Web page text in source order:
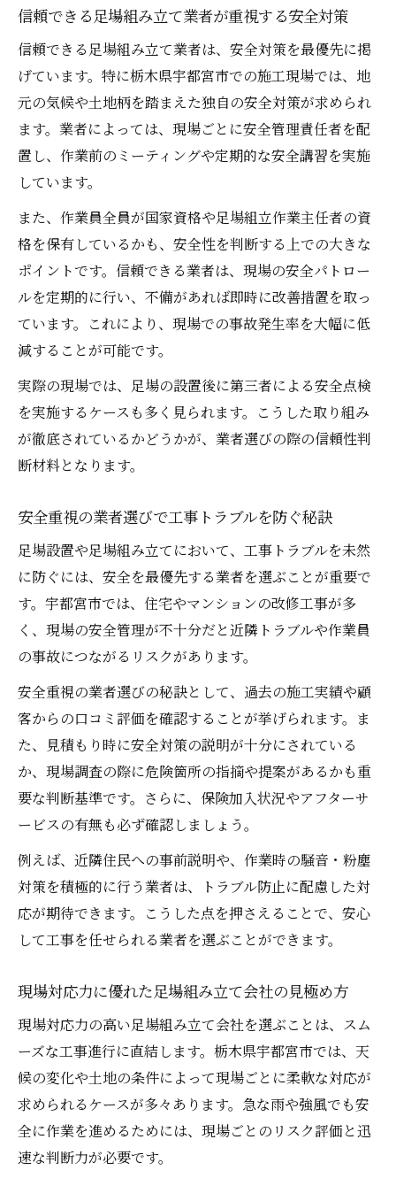
信頼できる足場組み立て業者が重視する安全対策
信頼できる足場組み立て業者は、安全対策を最優先に掲
げています。特に栃木県宇都宮市での施工現場では、地
元の気候や土地柄を踏まえた独自の安全対策が求められ
ます。業者によっては、現場ごとに安全管理責任者を配
置し、作業前のミーティングや定期的な安全講習を実施
しています。
また、作業員全員が国家資格や足場組立作業主任者の資
格を保有しているかも、安全性を判断する上での大きな
ポイントです。信頼できる業者は、現場の安全パトロー
ルを定期的に行い、不備があれば即時に改善措置を取っ
ています。これにより、現場での事故発生率を大幅に低
減することが可能です。
実際の現場では、足場の設置後に第三者による安全点検
を実施するケースも多く見られます。こうした取り組み
が徹底されているかどうかが、業者選びの際の信頼性判
断材料となります。
安全重視の業者選びで工事トラブルを防ぐ秘訣
足場設置や足場組み立てにおいて、工事トラブルを未然
に防ぐには、安全を最優先する業者を選ぶことが重要で
す。宇都宮市では、住宅やマンションの改修工事が多
く、現場の安全管理が不十分だと近隣トラブルや作業員
の事故につながるリスクがあります。
安全重視の業者選びの秘訣として、過去の施工実績や顧
客からの口コミ評価を確認することが挙げられます。ま
た、見積もり時に安全対策の説明が十分にされている
か、現場調査の際に危険箇所の指摘や提案があるかも重
要な判断基準です。さらに、保険加入状況やアフターサ
ービスの有無も必ず確認しましょう。
例えば、近隣住民への事前説明や、作業時の騒音・粉塵
対策を積極的に行う業者は、トラブル防止に配慮した対
応が期待できます。こうした点を押さえることで、安心
して工事を任せられる業者を選ぶことができます。
現場対応力に優れた足場組み立て会社の見極め方
現場対応力の高い足場組み立て会社を選ぶことは、スム
ーズな工事進行に直結します。栃木県宇都宮市では、天
候の変化や土地の条件によって現場ごとに柔軟な対応が
求められるケースが多々あります。急な雨や強風でも安
全に作業を進めるためには、現場ごとのリスク評価と迅
速な判断力が必要です。